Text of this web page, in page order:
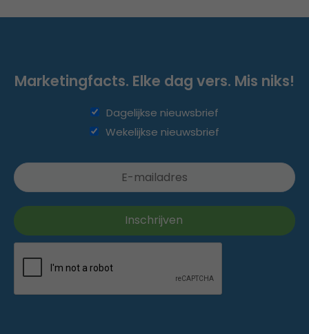
Marketingfacts. Elke dag vers. Mis niks!
Dagelijkse nieuwsbrief
Wekelijkse nieuwsbrief